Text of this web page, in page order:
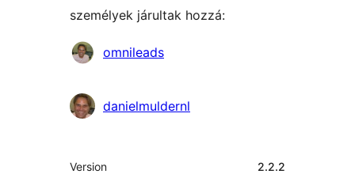
személyek járultak hozzá:
Közreműködők
omnileads
danielmuldernl
Meta
Version 2.2.2